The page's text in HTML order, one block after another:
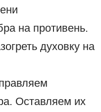
на противень.
духовку на
Оставляем их